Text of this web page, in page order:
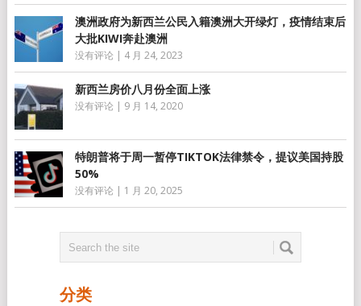
澳洲政府为新西兰公民入籍澳洲大开绿灯，疫情结束后
大批KIWI奔赴澳洲
没有评论 | 4 月 24, 2023
新西兰房价八月份全面上涨
没有评论 | 9 月 14, 2020
特朗普将于周一暂停TIKTOK法律禁令，提议美国持股
50%
没有评论 | 1 月 20, 2025
分类